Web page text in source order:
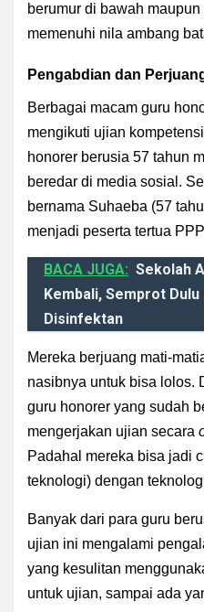
berumur di bawah
memenuhi nila ambang
Pengabdian dan
Berbagai macam guru
mengikuti ujian
honorer berusia 57 tahun
beredar di media sosial.
bernama Suhaeba (57
menjadi peserta tertua
BACA JUGA: Sekolah
Kembali, Semprot Dulu
Disinfektan
Mereka berjuang mati-
nasibnya untuk bisa lolos.
guru honorer yang sudah
mengerjakan ujian secara
Padahal mereka bisa jadi
teknologi) dengan
Banyak dari para guru
ujian ini mengalami
yang kesulitan
untuk ujian, sampai ada